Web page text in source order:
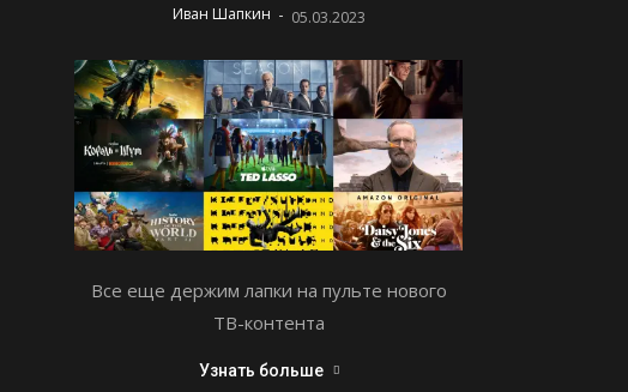
Иван Шапкин - 05.03.2023
Все еще держим лапки на пульте нового
ТВ-контента
Узнать больше